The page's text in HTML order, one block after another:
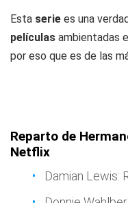
Esta serie es una
películas ambientadas
por eso que es de las
Reparto de
Netflix
Damian Lewis: